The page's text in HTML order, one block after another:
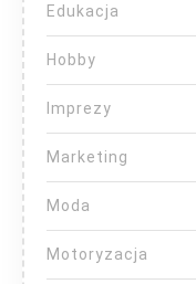
Edukacja
Hobby
Imprezy
Marketing
Moda
Motoryzacja